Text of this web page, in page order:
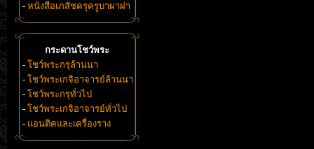
- หนังสือเภสัชครุครูบาผาผ่า
กระดานโชว์พระ
- โชว์พระกรุล้านนา
- โชว์พระเกจิอาจารย์ล้านนา
- โชว์พระกรุทั่วไป
- โชว์พระเกจิอาจารย์ทั่วไป
- แอนติคและเครื่องราง